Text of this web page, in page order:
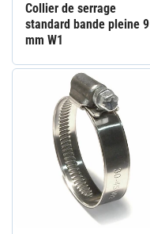
Collier de serrage
standard bande pleine 9
mm W1